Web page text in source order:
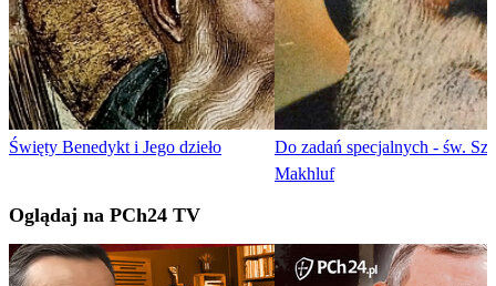
Święty Benedykt i Jego dzieło
Do zadań specjalnych - św.
Makhluf
Oglądaj na PCh24 TV